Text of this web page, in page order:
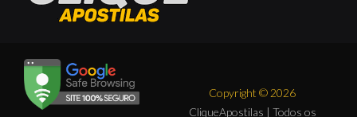
Copyright © 2026
CliqueApostilas | Todos os